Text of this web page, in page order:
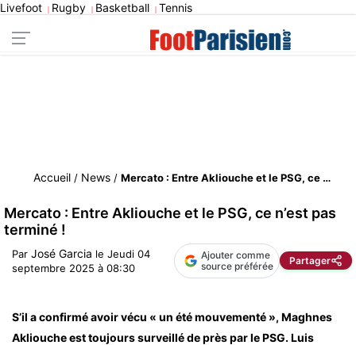
Livefoot | Rugby | Basketball | Tennis
Accueil / News / Mercato : Entre Akliouche et le PSG, ce n’est pas terminé !
Mercato : Entre Akliouche et le PSG, ce n’est pas
terminé !
Par José Garcia le Jeudi 04
septembre 2025 à 08:30
Ajouter comme
source préférée
Partager
S’il a confirmé avoir vécu « un été mouvementé », Maghnes
Akliouche est toujours surveillé de près par le PSG. Luis